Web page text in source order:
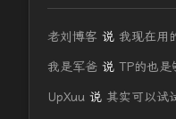
老刘博客 说 我现在用
我是军爸 说 TP的也
UpXuu 说 其实可以试